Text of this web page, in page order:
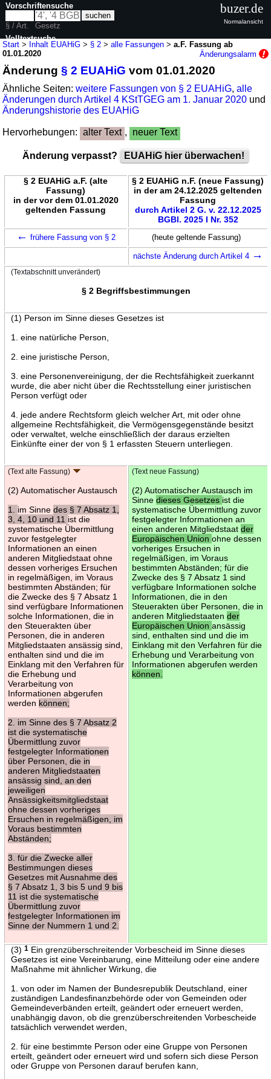
Start > Inhalt EUAHiG > § 2 >alle Fassungen >a.F. Fassung ab
01.01.2020
Änderungsalarm
Änderung§ 2 EUAHiG vom 01.01.2020
Ähnliche Seiten:weitere Fassungen von § 2 EUAHiG,alle
Änderungen durch Artikel 4 KStTGEG am 1. Januar 2020 und
Änderungshistorie des EUAHiG
Hervorhebungen: alter Text , neuer Text
Änderung verpasst? EUAHiG hier überwachen!
§ 2 EUAHiG a.F. (alte
Fassung)
in der vor dem 01.01.2020
geltenden Fassung
§ 2 EUAHiG n.F. (neue Fassung)
in der am 24.12.2025 geltenden
Fassung
durch Artikel 2 G. v. 22.12.2025
BGBl. 2025 I Nr. 352
← frühere Fassung von § 2 (heute geltende Fassung)
nächste Änderung durch Artikel 4 →
(Textabschnitt unverändert)
§ 2 Begriffsbestimmungen
(1) Person im Sinne dieses Gesetzes ist
1. eine natürliche Person,
2. eine juristische Person,
3. eine Personenvereinigung, der die Rechtsfähigkeit zuerkannt
wurde, die aber nicht über die Rechtsstellung einer juristischen
Person verfügt oder
4. jede andere Rechtsform gleich welcher Art, mit oder ohne
allgemeine Rechtsfähigkeit, die Vermögensgegenstände besitzt
oder verwaltet, welche einschließlich der daraus erzielten
Einkünfte einer der von § 1 erfassten Steuern unterliegen.
(Text alte Fassung)
(2) Automatischer Austausch
1. im Sinne des § 7 Absatz 1,
3, 4, 10 und 11 ist die
systematische Übermittlung
zuvor festgelegter
Informationen an einen
anderen Mitgliedstaat ohne
dessen vorheriges Ersuchen
in regelmäßigen, im Voraus
bestimmten Abständen; für
die Zwecke des § 7 Absatz 1
sind verfügbare Informationen
solche Informationen, die in
den Steuerakten über
Personen, die in anderen
Mitgliedstaaten ansässig sind,
enthalten sind und die im
Einklang mit den Verfahren für
die Erhebung und
Verarbeitung von
Informationen abgerufen
werden können;
2. im Sinne des § 7 Absatz 2
ist die systematische
Übermittlung zuvor
festgelegter Informationen
über Personen, die in
anderen Mitgliedstaaten
ansässig sind, an den
jeweiligen
Ansässigkeitsmitgliedstaat
ohne dessen vorheriges
Ersuchen in regelmäßigen, im
Voraus bestimmten
Abständen;
3. für die Zwecke aller
Bestimmungen dieses
Gesetzes mit Ausnahme des
§ 7 Absatz 1, 3 bis 5 und 9 bis
11 ist die systematische
Übermittlung zuvor
festgelegter Informationen im
Sinne der Nummern 1 und 2.
(Text neue Fassung)
(2) Automatischer Austausch im
Sinne dieses Gesetzes ist die
systematische Übermittlung zuvor
festgelegter Informationen an
einen anderen Mitgliedstaat der
Europäischen Union ohne dessen
vorheriges Ersuchen in
regelmäßigen, im Voraus
bestimmten Abständen; für die
Zwecke des § 7 Absatz 1 sind
verfügbare Informationen solche
Informationen, die in den
Steuerakten über Personen, die in
anderen Mitgliedstaaten der
Europäischen Union ansässig
sind, enthalten sind und die im
Einklang mit den Verfahren für die
Erhebung und Verarbeitung von
Informationen abgerufen werden
können.
(3) 1Ein grenzüberschreitender Vorbescheid im Sinne dieses
Gesetzes ist eine Vereinbarung, eine Mitteilung oder eine andere
Maßnahme mit ähnlicher Wirkung, die
1. von oder im Namen der Bundesrepublik Deutschland, einer
zuständigen Landesfinanzbehörde oder von Gemeinden oder
Gemeindeverbänden erteilt, geändert oder erneuert werden,
unabhängig davon, ob die grenzüberschreitenden Vorbescheide
tatsächlich verwendet werden,
2. für eine bestimmte Person oder eine Gruppe von Personen
erteilt, geändert oder erneuert wird und sofern sich diese Person
oder Gruppe von Personen darauf berufen kann,
Vorschriftensuche
§ / Art.
Gesetz
Volltextsuche
buzer.de
Normalansicht